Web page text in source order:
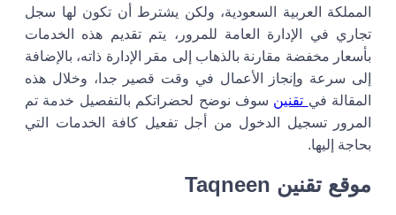
المملكة العربية السعودية، ولكن يشترط أن تكون لها سجل
تجاري في الإدارة العامة للمرور، يتم تقديم هذه الخدمات
بأسعار مخفضة مقارنة بالذهاب إلى مقر الإدارة ذاته، بالإضافة
إلى سرعة وإنجاز الأعمال في وقت قصير جدا، وخلال هذه
المقالة في تقنين سوف نوضح لحضراتكم بالتفصيل خدمة تم
المرور تسجيل الدخول من أجل تفعيل كافة الخدمات التي
بحاجة إليها.
موقع تقنين Taqneen